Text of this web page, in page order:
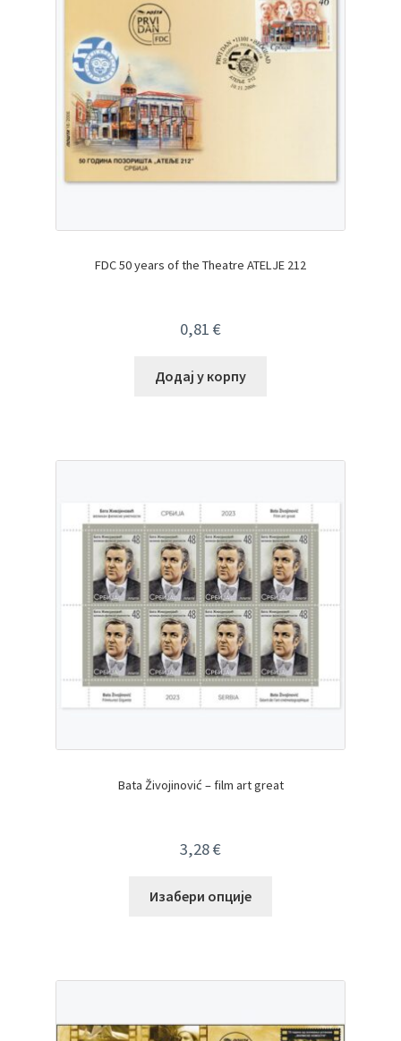
FDC 50 years of the Theatre ATELJE 212
0,81 €
Додај у корпу
Bata Živojinović – film art great
3,28€
Изабери опције